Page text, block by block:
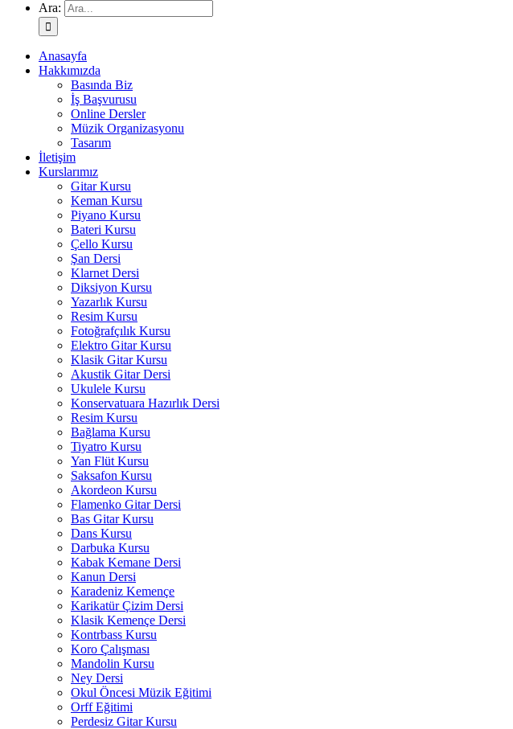
Ara:
Anasayfa
Hakkımızda
Basında Biz
İş Başvurusu
Online Dersler
Müzik Organizasyonu
Tasarım
İletişim
Kurslarımız
Gitar Kursu
Keman Kursu
Piyano Kursu
Bateri Kursu
Çello Kursu
Şan Dersi
Klarnet Dersi
Diksiyon Kursu
Yazarlık Kursu
Resim Kursu
Fotoğrafçılık Kursu
Elektro Gitar Kursu
Klasik Gitar Kursu
Akustik Gitar Dersi
Ukulele Kursu
Konservatuara Hazırlık Dersi
Resim Kursu
Bağlama Kursu
Tiyatro Kursu
Yan Flüt Kursu
Saksafon Kursu
Akordeon Kursu
Flamenko Gitar Dersi
Bas Gitar Kursu
Dans Kursu
Darbuka Kursu
Kabak Kemane Dersi
Kanun Dersi
Karadeniz Kemençe
Karikatür Çizim Dersi
Klasik Kemençe Dersi
Kontrbass Kursu
Koro Çalışması
Mandolin Kursu
Ney Dersi
Okul Öncesi Müzik Eğitimi
Orff Eğitimi
Perdesiz Gitar Kursu